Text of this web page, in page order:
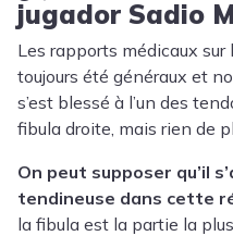
jugador Sadio
Les rapports médicaux
toujours été généraux et
s’est blessé à l’un des
fibula droite, mais rien de
On peut supposer qu’il
tendineuse dans cette
la fibula est la partie la